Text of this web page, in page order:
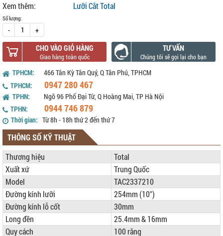
Xem thêm:
Lưỡi Cắt Total
Số lượng:
- +
CHO VÀO GIỎ HÀNG TƯ VẤN
TPHCM:
466 Tân Kỳ Tân Quý, Q Tân Phú, TPHCM
TPHCM:
0947 280 467
TPHN:
Ngõ 96 Phố Đại Từ, Q Hoàng Mai, TP Hà Nội
TPHN:
0944 746 879
Thời gian: Từ 8h - 18h thứ 2 đến thứ 7
THÔNG SỐ KỸ THUẬT
Thương hiệu
Total
Xuất xứ
Trung Quốc
Model
TAC2337210
Đường kính lưỡi
254mm (10")
Đường kính lỗ cốt
30mm
Long đền
25.4mm & 16mm
Quy cách
100 răng